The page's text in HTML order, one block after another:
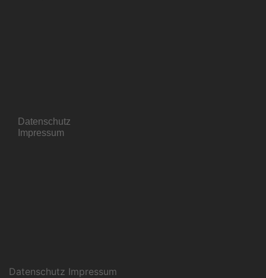
Datenschutz
Impressum
Datenschutz Impressum